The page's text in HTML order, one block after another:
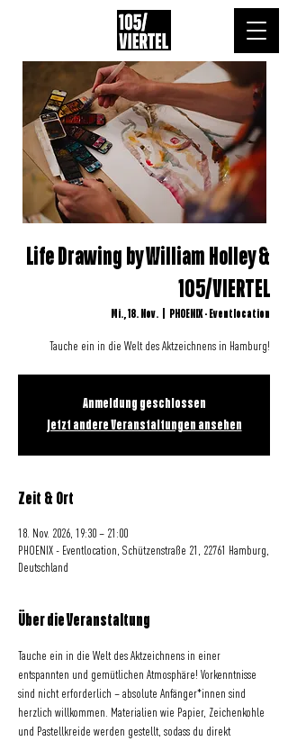
Life Drawing by William Holley &
105/VIERTEL
Mi., 18. Nov. PHOENIX - Eventlocation
Tauche ein in die Welt des Aktzeichnens in Hamburg!
Anmeldung geschlossen
Jetzt andere Veranstaltungen ansehen
Zeit & Ort
18. Nov. 2026, 19:30 – 21:00
PHOENIX - Eventlocation, Schützenstraße 21, 22761 Hamburg,
Deutschland
Über die Veranstaltung
Tauche ein in die Welt des Aktzeichnens in einer
entspannten und gemütlichen Atmosphäre! Vorkenntnisse
sind nicht erforderlich – absolute Anfänger*innen sind
herzlich willkommen. Materialien wie Papier, Zeichenkohle
und Pastellkreide werden gestellt, sodass du direkt